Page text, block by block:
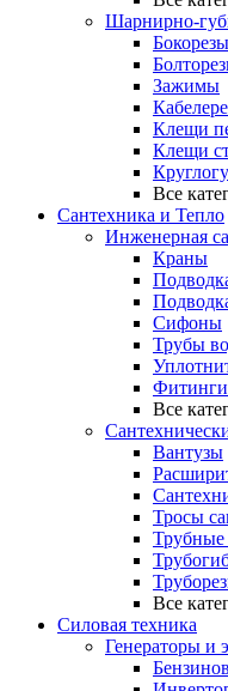
Шарнирно-
Бокорезы
Зажимы
Клещи
Клещи
Все
Сантехника и Тепло
Инженерная
Краны
Сифоны
Трубы
Фитинги
Все
Вантузы
Тросы
Все
Силовая техника
Генераторы и